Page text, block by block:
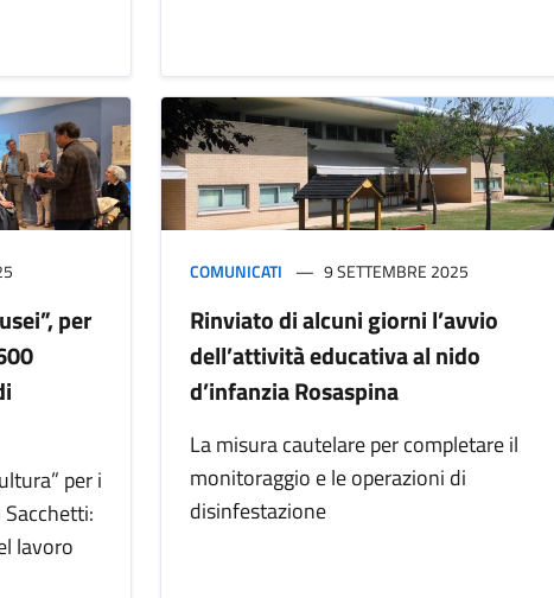
per
per i
lavoro
COMUNICATI 9 SETTEMBRE 2025
Rinviato di alcuni giorni l’avvio
dell’attività educativa al nido
d’infanzia Rosaspina
La misura cautelare per completare il
monitoraggio e le operazioni di
disinfestazione